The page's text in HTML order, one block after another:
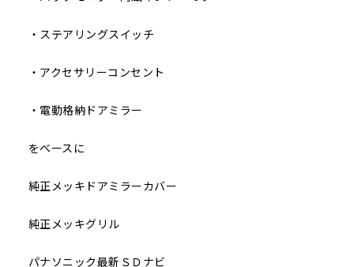
・ステアリングスイッチ
・アクセサリーコンセント
・電動格納ドアミラー
をベースに
純正メッキドアミラーカバー
純正メッキグリル
パナソニック最新ＳＤナビ